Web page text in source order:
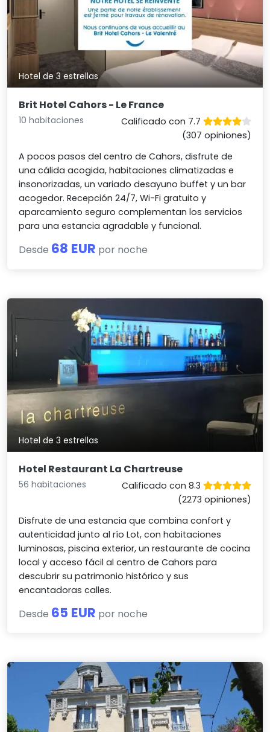
Hotel de 3 estrellas
Brit Hotel Cahors - Le France
10 habitaciones
Calificado con 7.7
(307 opiniones)
A pocos pasos del centro de Cahors, disfrute de
una cálida acogida, habitaciones climatizadas e
insonorizadas, un variado desayuno buffet y un bar
acogedor. Recepción 24/7, Wi-Fi gratuito y
aparcamiento seguro complementan los servicios
para una estancia agradable y funcional.
Desde 68 EUR por noche
Hotel de 3 estrellas
Hotel Restaurant La Chartreuse
56 habitaciones
Calificado con 8.3
(2273 opiniones)
Disfrute de una estancia que combina confort y
autenticidad junto al río Lot, con habitaciones
luminosas, piscina exterior, un restaurante de cocina
local y acceso fácil al centro de Cahors para
descubrir su patrimonio histórico y sus
encantadoras calles.
Desde 65 EUR por noche